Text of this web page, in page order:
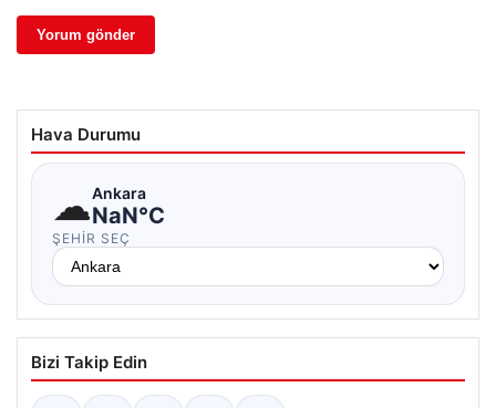
Hava Durumu
☁Ankara
NaN°C
ŞEHIR SEÇ
Bizi Takip Edin